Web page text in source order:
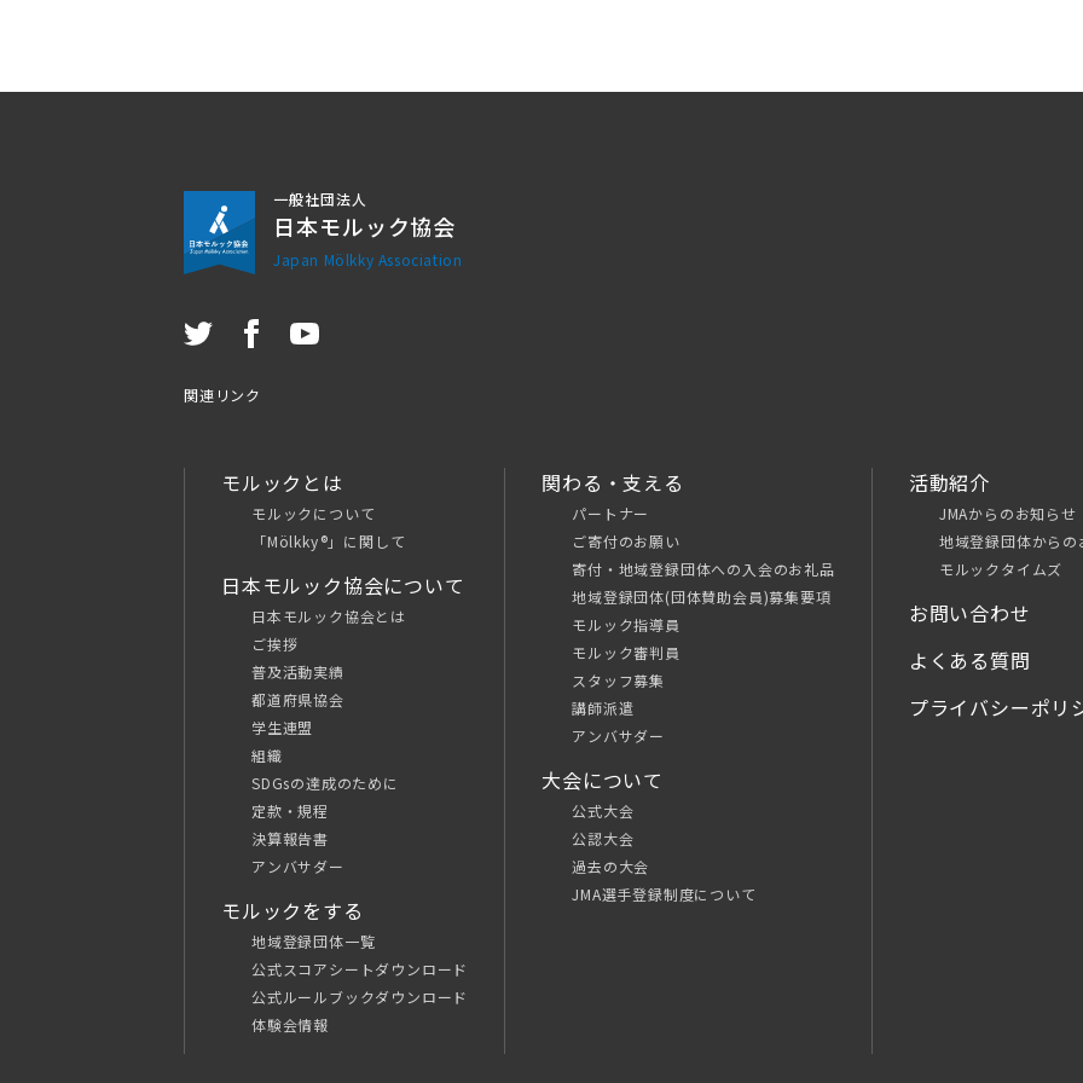
一般社団法人
日本モルック協会
Japan Mölkky Association
関連リンク
モルックとは
モルックについて
「Mölkky®」に関して
日本モルック協会について
日本モルック協会とは
ご挨拶
普及活動実績
都道府県協会
学生連盟
組織
SDGsの達成のために
定款・規程
決算報告書
アンバサダー
モルックをする
地域登録団体一覧
公式スコアシートダウンロード
公式ルールブックダウンロード
体験会情報
関わる・支える
パートナー
ご寄付のお願い
寄付・地域登録団体への入会のお礼品
地域登録団体(団体賛助会員)募集要項
モルック指導員
モルック審判員
スタッフ募集
講師派遣
アンバサダー
大会について
公式大会
公認大会
過去の大会
JMA選手登録制度について
活動紹介
JMAからのお知らせ
地域登録団体からの
モルックタイムズ
お問い合わせ
よくある質問
プライバシーポリ